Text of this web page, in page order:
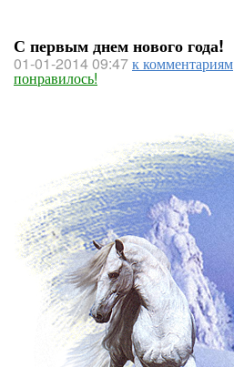
С первым днем нового года!
01-01-2014 09:47к комментариям
понравилось!